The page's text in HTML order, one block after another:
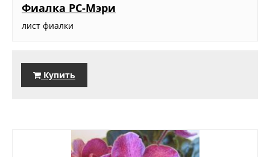
Фиалка РС-Мэри
лист фиалки
Купить